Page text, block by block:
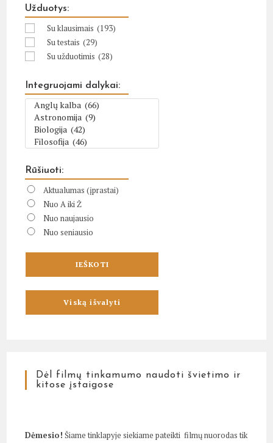
Užduotys:
Su klausimais (193)
Su testais (29)
Su užduotimis (28)
Integruojami dalykai:
Rūšiuoti:
Aktualumas (įprastai)
Nuo A iki Ž
Nuo naujausio
Nuo seniausio
Dėl filmų tinkamumo naudoti švietimo ir
kitose įstaigose
Dėmesio! Šiame tinklapyje siekiame pateikti filmų nuorodas tik